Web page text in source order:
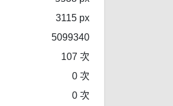
3115 px
5099340
107 次
0 次
0 次